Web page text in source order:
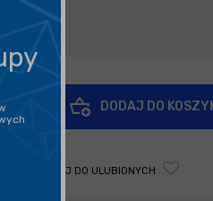
zł
DODAJ DO
DODAJ DO ULUBIONYCH